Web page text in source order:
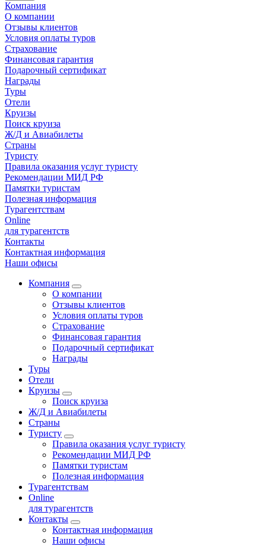
Компания
О компании
Отзывы клиентов
Условия оплаты туров
Страхование
Финансовая гарантия
Подарочный сертификат
Награды
Туры
Отели
Круизы
Поиск круиза
Ж/Д и Авиабилеты
Страны
Туристу
Правила оказания услуг туристу
Рекомендации МИД РФ
Памятки туристам
Полезная информация
Турагентствам
Online
для турагентств
Контакты
Контактная информация
Наши офисы
Компания
О компании
Отзывы клиентов
Условия оплаты туров
Страхование
Финансовая гарантия
Подарочный сертификат
Награды
Туры
Отели
Круизы
Поиск круиза
Ж/Д и Авиабилеты
Страны
Туристу
Правила оказания услуг туристу
Рекомендации МИД РФ
Памятки туристам
Полезная информация
Турагентствам
Online
для турагентств
Контакты
Контактная информация
Наши офисы